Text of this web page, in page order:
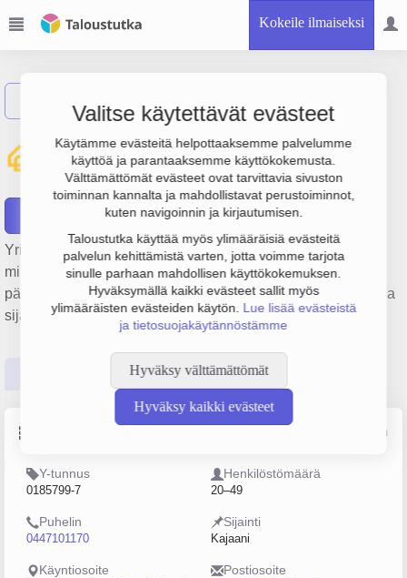
Kokeile ilmaiseksi
Valitse käytettävät evästeet
Käytämme evästeitä helpottaaksemme palvelumme
käyttöä ja parantaaksemme käyttökokemusta.
Välttämättömät evästeet ovat tarvittavia sivuston
toiminnan kannalta ja mahdollistavat perustoiminnot,
kuten navigoinnin ja kirjautumisen.
Taloustutka käyttää myös ylimääräisiä evästeitä
palvelun kehittämistä varten, jotta voimme tarjota
sinulle parhaan mahdollisen käyttökokemuksen.
Hyväksymällä kaikki evästeet sallit myös
ylimääräisten evästeiden käytön. Lue lisää evästeistä
ja tietosuojakäytännöstämme
Hyväksy välttämättömät
Hyväksy kaikki evästeet
Kiinteistö Oy Kajaanin
Pietari
Yrityksen Kiinteistö Oy Kajaanin Pietari liikevaihto on 18.4
milj. €, tulos 1.8 milj. € ja henkilöstömäärä 25. Sen
päätoimiala on Asuntojen vuokraus, perustamisvuosi 1978 ja
sijainti Kajaani. Yrityksen yhtiömuoto Osakeyhtiö (OY).
Tilinpäätösluvut Päättäjätiedot
Lähde: YTJ, PRH, Traficom
Y-tunnus
0185799-7
Henkilöstömäärä
20–49
Puhelin
0447101170
Sijainti
Kajaani
Käyntiosoite Postiosoite